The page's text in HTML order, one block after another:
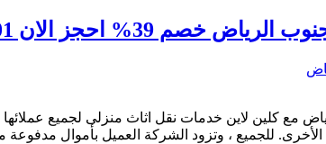
الان 0556501701 شركة كلين لاين
مع كلين لاين خدمات نقل اثاث منزلى لجميع
الأخرى. للجميع ، وتزود الشركة العميل بأموال